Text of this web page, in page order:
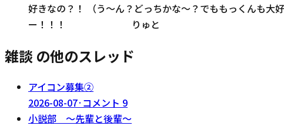
好きなの？！ （う〜ん？どっちかな〜？でももっくんも
ー！！！ りゅと
雑談 の他のスレッド
アイコン募集②
2026-08-07· コメント 9
小説部 〜先輩と後輩〜